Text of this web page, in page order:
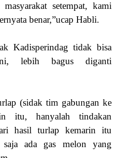
setempat, kami
benar,”ucap Habli.
Kadisperindag tidak bisa
lebih bagus diganti
(sidak tim gabungan ke
itu, hanyalah tindakan
hasil turlap kemarin itu
ada gas melon yang